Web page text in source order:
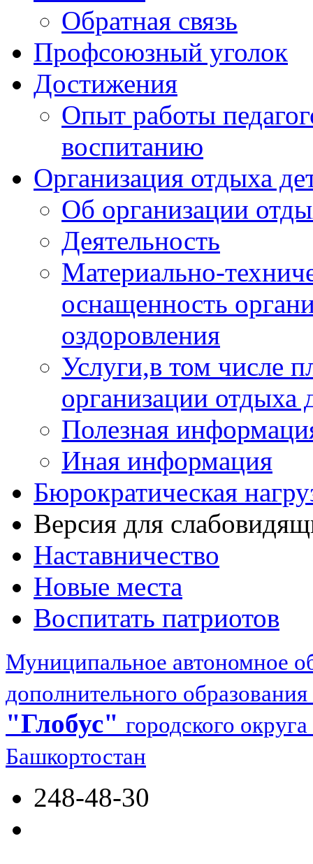
Обратная связь
Профсоюзный уголок
Достижения
Опыт работы
воспитанию
Организация отдыха
Об организации
Деятельность
Материально-
оснащенность
оздоровления
Услуги,в том числе
организации отдыха
Полезная
Иная информация
Бюрократическая
Версия для
Наставничество
Новые места
Воспитать патриотов
Муниципальное автономное
дополнительного образования
"Глобус" городского
Башкортостан
248-48-30